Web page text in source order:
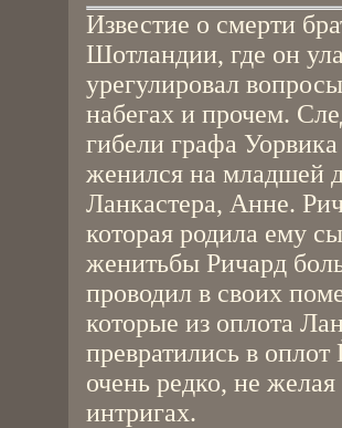
Известие о смерти
Шотландии, где он
урегулировал
набегах и прочем.
гибели графа
женился на младшей
Ланкастера, Анне.
которая родила ему
женитьбы Ричард
проводил в своих
которые из оплота
превратились в
очень редко, не
интригах.